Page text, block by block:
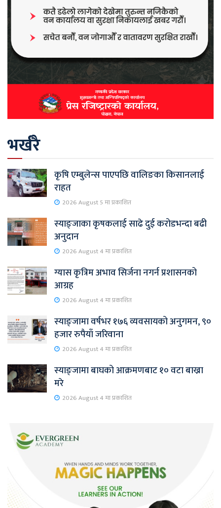
भर्खरै
कृषि एम्बुलेन्स पाएपछि वालिङका किसानलाई
राहत
2026 August 5 मा प्रकाशित
स्याङ्जाका कृषकलाई साढे दुई करोडभन्दा बढी
अनुदान
2026 August 4 मा प्रकाशित
ग्यास कृत्रिम अभाव सिर्जना नगर्न प्रशासनको
आग्रह
2026 August 4 मा प्रकाशित
स्याङ्जामा वर्षभर १७६ व्यवसायको अनुगमन, ९०
हजार रुपैयाँ जरिवाना
2026 August 4 मा प्रकाशित
स्याङ्जामा बाघको आक्रमणबाट १० वटा बाख्रा
मरे
2026 August 4 मा प्रकाशित